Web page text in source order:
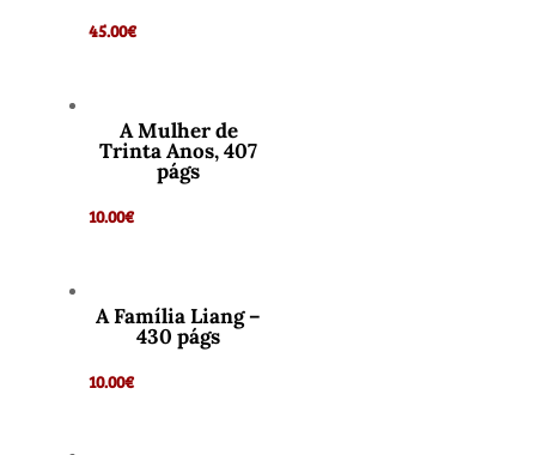
45.00€
A Mulher de
Trinta Anos, 407
págs
10.00€
A Família Liang –
430 págs
10.00€